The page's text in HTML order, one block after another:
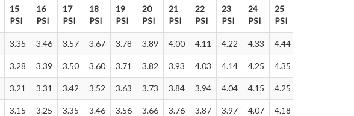
15
PSI
16
PSI
17
PSI
18
PSI
19
PSI
20
PSI
21
PSI
22
PSI
23
PSI
24
PSI
25
PSI
15
16
17
18
19
20
21
22
23
24
25
3.35 3.46 3.57 3.67 3.78 3.89 4.00 4.11 4.22 4.33 4.44
3.28 3.39 3.50 3.60 3.71 3.82 3.93 4.03 4.14 4.25 4.35
3.21 3.31 3.42 3.52 3.63 3.73 3.84 3.94 4.04 4.15 4.25
3.15 3.25 3.35 3.46 3.56 3.66 3.76 3.87 3.97 4.07 4.18